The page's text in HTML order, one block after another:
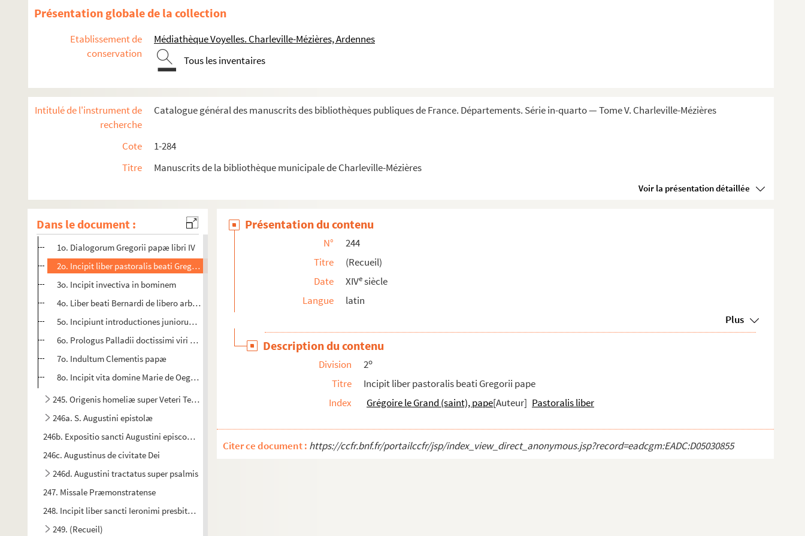
Présentation globale de la collection
Etablissement de
conservation
Médiathèque Voyelles. Charleville-Mézières, Ardennes
Tous les inventaires
Intitulé de l'instrument de
recherche
Catalogue général des manuscrits des bibliothèques publiques de France. Départements. Série in-quarto — Tome V. Charleville-Mézières
Cote
1-284
Titre
Manuscrits de la bibliothèque municipale de Charleville-Mézières
Voir la présentation détaillée
Dans le document :
233. (Recueil)
234. (Recueil)
235. Ludolphi Saxonici vita Christi
237. Petri Rigæ Aurora
238. (Recueil)
241. Psalterium cum glossa incipiente : «Beatus vircui omnia optata succedunt »
243. Missale Præmonstratense
244. (Recueil)
1o. Dialogorum Gregorii papæ libri IV
2o. Incipit liber pastoralis beati Gregorii pape
3o. Incipit invectiva in bominem
4o. Liber beati Bernardi de libero arbitrio
5o. Incipiunt introductiones juniorum religiosorum bone et utiles ac notabiles valde a quodam sanctissim...
6o. Prologus Palladii doctissimi viri super vitas sanctorum patrum quas de greco in latinum transtulit b...
7o. Indultum Clementis papæ
8o. Incipit vita domine Marie de Oegnies, edita a magistro Jacobo de Vitriaco, episcopo Aconensi
245. Origenis homeliæ super Veteri Testamento
246a. S. Augustini epistolæ
246b. Expositio sancti Augustini episcopi super evangelium sancti Johannis
246c. Augustinus de civitate Dei
246d. Augustini tractatus super psalmis
247. Missale Præmonstratense
248. Incipit liber sancti Ieronimi presbiteri de hebraycis questionibus
249. (Recueil)
Présentation du contenu
N°
244
Titre
(Recueil)
Date
XIVesiècle
Langue
latin
Plus
Description du contenu
Division 2o
Titre
Incipit liber pastoralis beati Gregorii pape
Index
Grégoire le Grand (saint), pape[Auteur] Pastoralis liber
Citer ce document : https://ccfr.bnf.fr/portailccfr/jsp/index_view_direct_anonymous.jsp?record=eadcgm:EADC:D05030855